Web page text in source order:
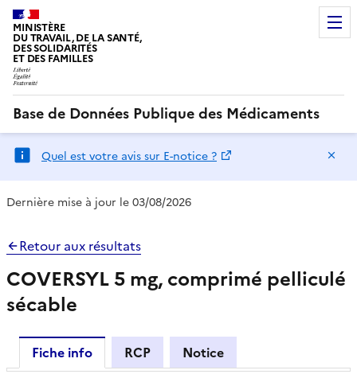
MINISTÈRE
DU TRAVAIL, DE LA SANTÉ,
DES SOLIDARITÉS
ET DES FAMILLES
Base de Données Publique des Médicaments
Quel est votre avis sur E-notice ?
Dernière mise à jour le 03/08/2026
Retour aux résultats
COVERSYL 5 mg, comprimé pelliculé
sécable
Fiche info RCP
Notice